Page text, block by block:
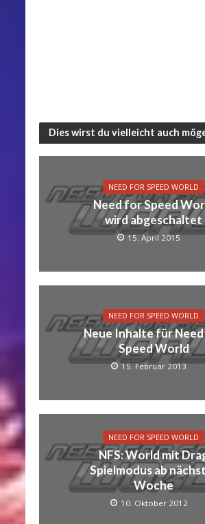
Dies wirst du vielleicht auch
NEED FOR SPEED WORLD
Need for Speed
wird abgeschaltet
15. April 2015
NEED FOR SPEED WORLD
Neue Inhalte für
Speed World
15. Februar 2013
NEED FOR SPEED WORLD
NFS: World mit
Spielmodus ab
Woche
10. Oktober 2012